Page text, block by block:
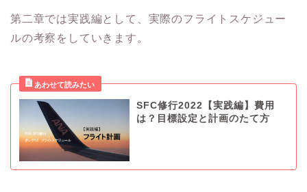
第二章では実践編として、実際のフライトスケジュー
ルの考察をしていきます。
SFC修行2022【実践編】費用
は？目標設定と計画のたて方